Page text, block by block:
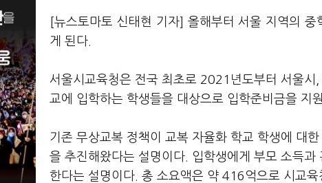
[뉴스토마토 신태현 기자] 올해부터 서울 지역의
게 된다.
서울시교육청은 전국 최초로 2021년도부터 서울시
교에 입학하는 학생들을 대상으로 입학준비금을 지
기존 무상교복 정책이 교복 자율화 학교 학생에 대
을 추진해왔다는 설명이다. 입학생에게 부모 소득
한다는 설명이다. 총 소요액은 약 416억으로 시교